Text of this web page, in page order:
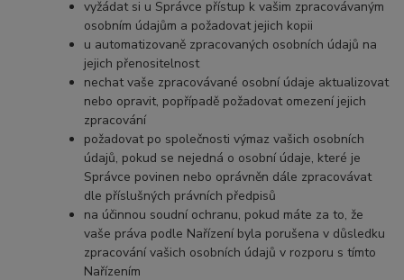
vyžádat si u Správce přístup k vašim zpracovávaným
osobním údajům a požadovat jejich kopii
u automatizovaně zpracovaných osobních údajů na
jejich přenositelnost
nechat vaše zpracovávané osobní údaje aktualizovat
nebo opravit, popřípadě požadovat omezení jejich
zpracování
požadovat po společnosti výmaz vašich osobních
údajů, pokud se nejedná o osobní údaje, které je
Správce povinen nebo oprávněn dále zpracovávat
dle příslušných právních předpisů
na účinnou soudní ochranu, pokud máte za to, že
vaše práva podle Nařízení byla porušena v důsledku
zpracování vašich osobních údajů v rozporu s tímto
Nařízením